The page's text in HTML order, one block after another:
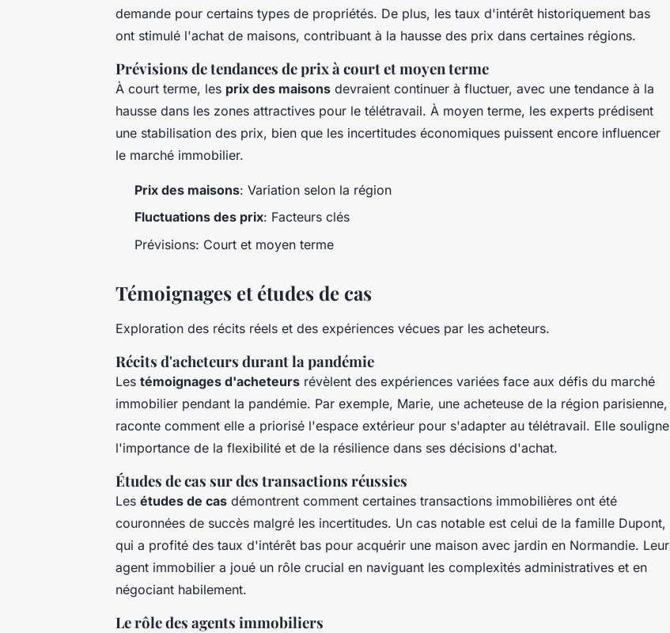
demande pour certains types de propriétés. De plus, les taux d'intérêt historiquement bas
ont stimulé l'achat de maisons, contribuant à la hausse des prix dans certaines régions.
Prévisions de tendances de prix à court et moyen terme
À court terme, les prix des maisons devraient continuer à fluctuer, avec une tendance à la
hausse dans les zones attractives pour le télétravail. À moyen terme, les experts prédisent
une stabilisation des prix, bien que les incertitudes économiques puissent encore influencer
le marché immobilier.
Prix des maisons: Variation selon la région
Fluctuations des prix: Facteurs clés
Prévisions: Court et moyen terme
Témoignages et études de cas
Exploration des récits réels et des expériences vécues par les acheteurs.
Récits d'acheteurs durant la pandémie
Les témoignages d'acheteurs révèlent des expériences variées face aux défis du marché
immobilier pendant la pandémie. Par exemple, Marie, une acheteuse de la région parisienne,
raconte comment elle a priorisé l'espace extérieur pour s'adapter au télétravail. Elle souligne
l'importance de la flexibilité et de la résilience dans ses décisions d'achat.
Études de cas sur des transactions réussies
Les études de cas démontrent comment certaines transactions immobilières ont été
couronnées de succès malgré les incertitudes. Un cas notable est celui de la famille Dupont,
qui a profité des taux d'intérêt bas pour acquérir une maison avec jardin en Normandie. Leur
agent immobilier a joué un rôle crucial en naviguant les complexités administratives et en
négociant habilement.
Le rôle des agents immobiliers